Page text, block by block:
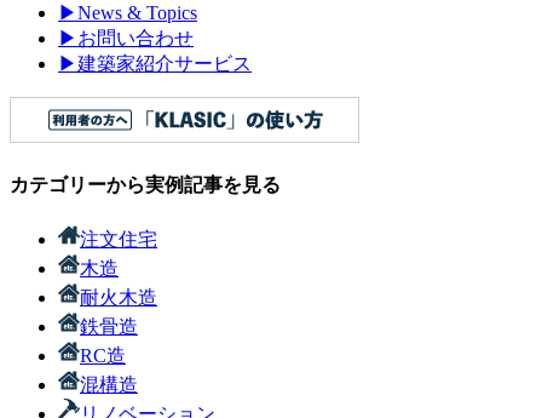
▶News & Topics
▶ お問い合わせ
▶建築家紹介サービス
カテゴリーから実例記事を見る
注文住宅
木造
耐火木造
鉄骨造
RC造
混構造
リノベーション